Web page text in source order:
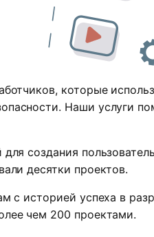
которые
Наши услуги
для создания
десятки проектов.
с историей успеха в
чем 200 проектами.